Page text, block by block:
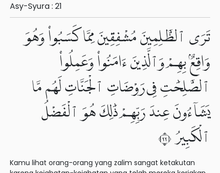
Asy-Syura : 21
تَرَى ٱلظَّٰلِمِينَ مُشْفِقِينَ مِمَّا كَسَبُوا۟ وَهُوَ
وَاقِعٌۢ بِهِمْ وَٱلَّذِينَ ءَامَنُوا۟ وَعَمِلُوا۟
ٱلصَّٰلِحَٰتِ فِى رَوْضَاتِ ٱلْجَنَّاتِ لَهُم مَّا
يَشَآءُونَ عِندَ رَبِّهِمْ ذَٰلِكَ هُوَ ٱلْفَضْلُ
ٱلْكَبِيرُ ٢٢
Kamu lihat orang-orang yang zalim sangat ketakutan